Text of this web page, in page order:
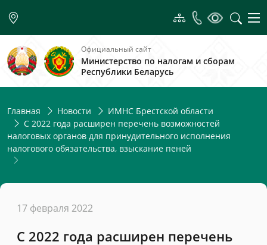
Официальный сайт
Министерство по налогам и сборам
Республики Беларусь
Главная Новости
ИМНС Брестской области
С 2022 года расширен перечень возможностей
налоговых органов для принудительного исполнения
налогового обязательства, взыскание пеней
17 февраля 2022
С 2022 года расширен перечень